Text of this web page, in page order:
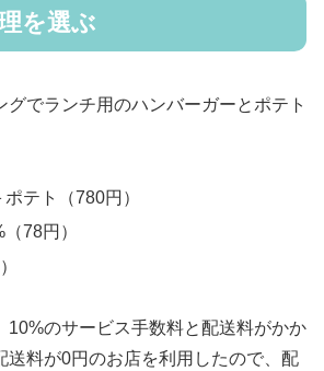
を選ぶ
グでランチ用のハンバーガーとポテト
テト（780円）
78円）
10%のサービス手数料と配送料がかか
送料が0円のお店を利用したので、配